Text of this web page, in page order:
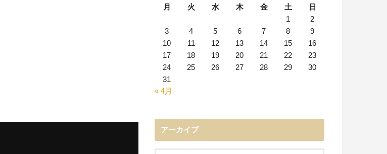
月
火 水 木 金 土
日
1
2
3
4 5 6 7 8
9
10
11 12 13 14 15
16
17
18 19 20 21 22
23
24
25 26 27 28 29
30
31
« 4月
アーカイブ